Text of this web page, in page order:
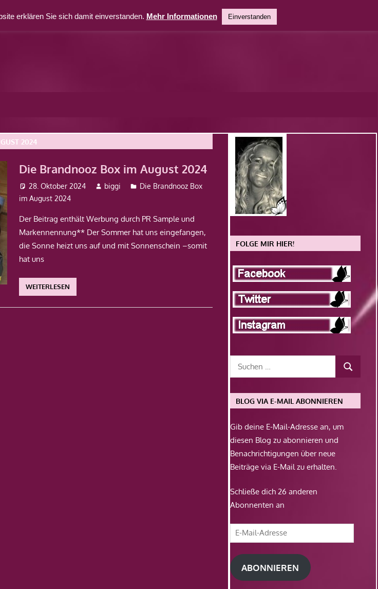
2024
Die Brandnooz Box im August 2024
28. Oktober 2024 biggi
Die Brandnooz Box
im August 2024
Der Beitrag enthält Werbung durch PR Sample und
Markennennung** Der Sommer hat uns eingefangen,
die Sonne heizt uns auf und mit Sonnenschein –somit
hat uns
WEITERLESEN
FOLGE MIR HIER!
BLOG VIA E-MAIL ABONNIEREN
Gib deine E-Mail-Adresse an, um
diesen Blog zu abonnieren und
Benachrichtigungen über neue
Beiträge via E-Mail zu erhalten.
Schließe dich 26 anderen
Abonnenten an
E-
Mail-
Adresse
ABONNIEREN
erklären Sie sich damit einverstanden. Mehr Informationen Einverstanden